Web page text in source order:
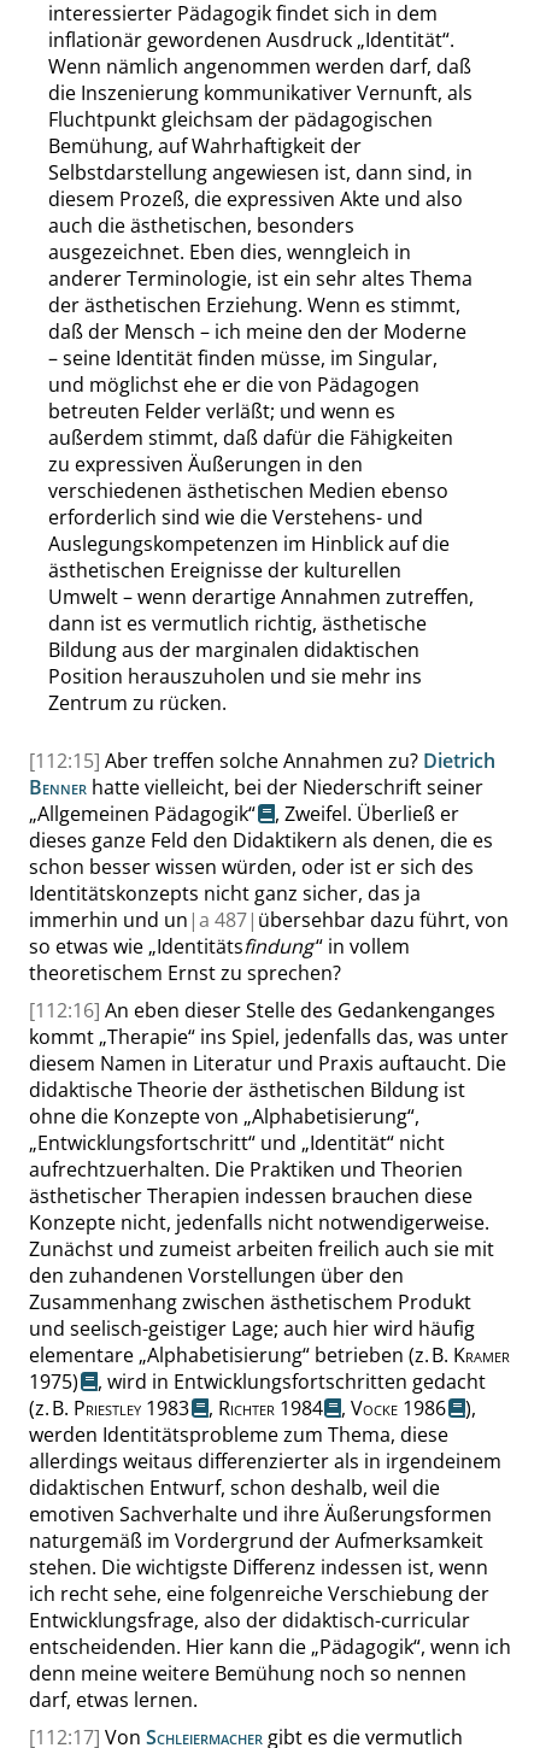
interessierter Pädagogik findet sich in dem
inflationär gewordenen Ausdruck „Identität“.
Wenn nämlich angenommen werden darf, daß
die Inszenierung kommunikativer Vernunft, als
Fluchtpunkt gleichsam der pädagogischen
Bemühung, auf Wahrhaftigkeit der
Selbstdarstellung angewiesen ist, dann sind, in
diesem Prozeß, die expressiven Akte und also
auch die ästhetischen, besonders
ausgezeichnet. Eben dies, wenngleich in
anderer Terminologie, ist ein sehr altes Thema
der ästhetischen Erziehung. Wenn es stimmt,
daß der Mensch – ich meine den der Moderne
– seine Identität finden müsse, im Singular,
und möglichst ehe er die von Pädagogen
betreuten Felder verläßt; und wenn es
außerdem stimmt, daß dafür die Fähigkeiten
zu expressiven Äußerungen in den
verschiedenen ästhetischen Medien ebenso
erforderlich sind wie die Verstehens- und
Auslegungskompetenzen im Hinblick auf die
ästhetischen Ereignisse der kulturellen
Umwelt – wenn derartige Annahmen zutreffen,
dann ist es vermutlich richtig, ästhetische
Bildung aus der marginalen didaktischen
Position herauszuholen und sie mehr ins
Zentrum zu rücken.
[112:15] Aber treffen solche Annahmen zu? Dietrich
Benner hatte vielleicht, bei der Niederschrift seiner
„Allgemeinen Pädagogik“
, Zweifel. Überließ er
dieses ganze Feld den Didaktikern als denen, die es
schon besser wissen würden, oder ist er sich des
Identitätskonzepts nicht ganz sicher, das ja
immerhin und un |a 487| übersehbar dazu führt, von
so etwas wie „Identitätsfindung“in vollem
theoretischem Ernst zu sprechen?
[112:16] An eben dieser Stelle des Gedankenganges
kommt „Therapie“ ins Spiel, jedenfalls das, was unter
diesem Namen in Literatur und Praxis auftaucht. Die
didaktische Theorie der ästhetischen Bildung ist
ohne die Konzepte von „Alphabetisierung“,
„Entwicklungsfortschritt“ und „Identität“ nicht
aufrechtzuerhalten. Die Praktiken und Theorien
ästhetischer Therapien indessen brauchen diese
Konzepte nicht, jedenfalls nicht notwendigerweise.
Zunächst und zumeist arbeiten freilich auch sie mit
den zuhandenen Vorstellungen über den
Zusammenhang zwischen ästhetischem Produkt
und seelisch-geistiger Lage; auch hier wird häufig
elementare „Alphabetisierung“ betrieben (z. B. Kramer
1975)
, wird in Entwicklungsfortschritten gedacht
(z. B. Priestley 1983 , Richter1984 ,Vocke 1986
),
werden Identitätsprobleme zum Thema, diese
allerdings weitaus differenzierter als in irgendeinem
didaktischen Entwurf, schon deshalb, weil die
emotiven Sachverhalte und ihre Äußerungsformen
naturgemäß im Vordergrund der Aufmerksamkeit
stehen. Die wichtigste Differenz indessen ist, wenn
ich recht sehe, eine folgenreiche Verschiebung der
Entwicklungsfrage, also der didaktisch-curricular
entscheidenden. Hier kann die „Pädagogik“, wenn ich
denn meine weitere Bemühung noch so nennen
darf, etwas lernen.
[112:17] Von Schleiermacher gibt es die vermutlich